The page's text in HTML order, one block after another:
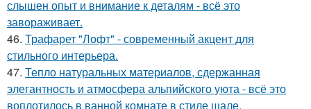
слышен опыт и внимание к деталям - всё это
завораживает.
46. Трафарет "Лофт" - современный акцент для
стильного интерьера.
47. Тепло натуральных материалов, сдержанная
элегантность и атмосфера альпийского уюта - всё это
воплотилось в ванной комнате в стиле шале.